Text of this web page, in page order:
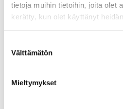
tietoja muihin tietoihin, joita olet
kerätty, kun olet käyttänyt
valinta
Välttämätön
Mieltymykset
Carat dry cut